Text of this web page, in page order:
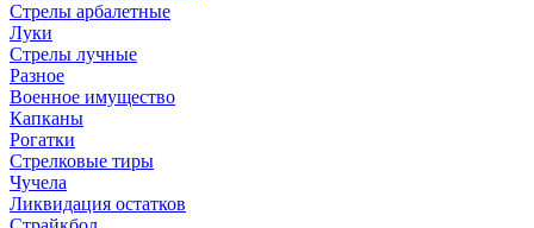
Стрелы арбалетные
Луки
Стрелы лучные
Разное
Военное имущество
Капканы
Рогатки
Стрелковые тиры
Чучела
Ликвидация остатков